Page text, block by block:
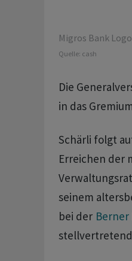
Migros Bank Logo
Quelle: cash
Die
in das
Schärli folgt
Erreichen der
seinem
bei der